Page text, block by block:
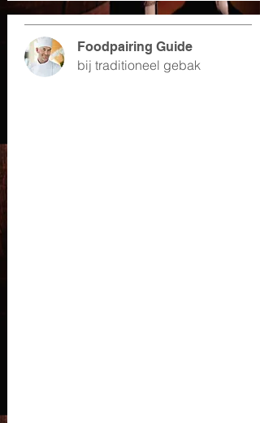
bij traditioneel gebak
Foodpairing Guide